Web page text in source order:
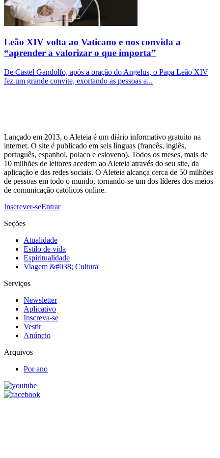
Leão XIV volta ao Vaticano e nos convida a
“aprender a valorizar o que importa”
De Castel Gandolfo, após a oração do Angelus, o Papa Leão XIV
fez um grande convite, exortando as pessoas a...
Lançado em 2013, o Aleteia é um diário informativo gratuito na
internet. O site é publicado em seis línguas (francês, inglês,
português, espanhol, polaco e esloveno). Todos os meses, mais de
10 milhões de leitores acedem ao Aleteia através do seu site, da
aplicação e das redes sociais. O Aleteia alcança cerca de 50 milhões
de pessoas em todo o mundo, tornando-se um dos líderes dos meios
de comunicação católicos online.
Inscrever-seEntrar
Seções
Atualidade
Estilo de vida
Espiritualidade
Viagem &#038; Cultura
Serviços
Newsletter
Aplicativo
Inscreva-se
Vestir
Anúncio
Arquivos
Por ano